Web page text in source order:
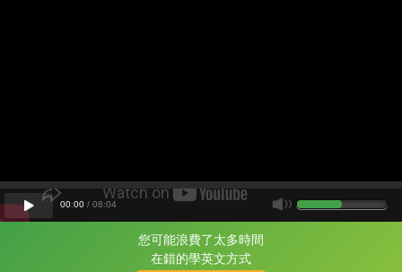
您可能浪費了太多時間
在錯的學英文方式
片尾有
攻其不背
00:00 / 08:04